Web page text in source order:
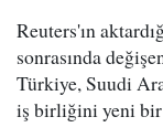
Reuters'ın
sonrasında
Türkiye, Suudi
iş birliğini yeni bir